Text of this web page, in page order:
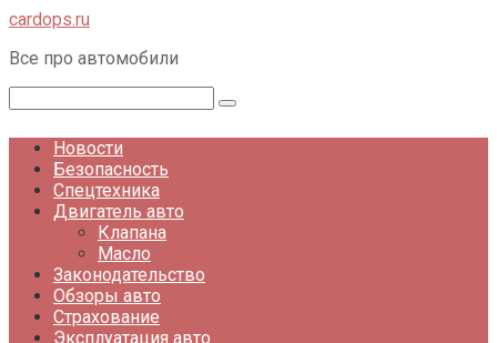
Перейти
контенту
cardops.ru
Все про автомобили
Новости
Безопасность
Спецтехника
Двигатель авто
Клапана
Масло
Законодательство
Обзоры авто
Страхование
Эксплуатация авто